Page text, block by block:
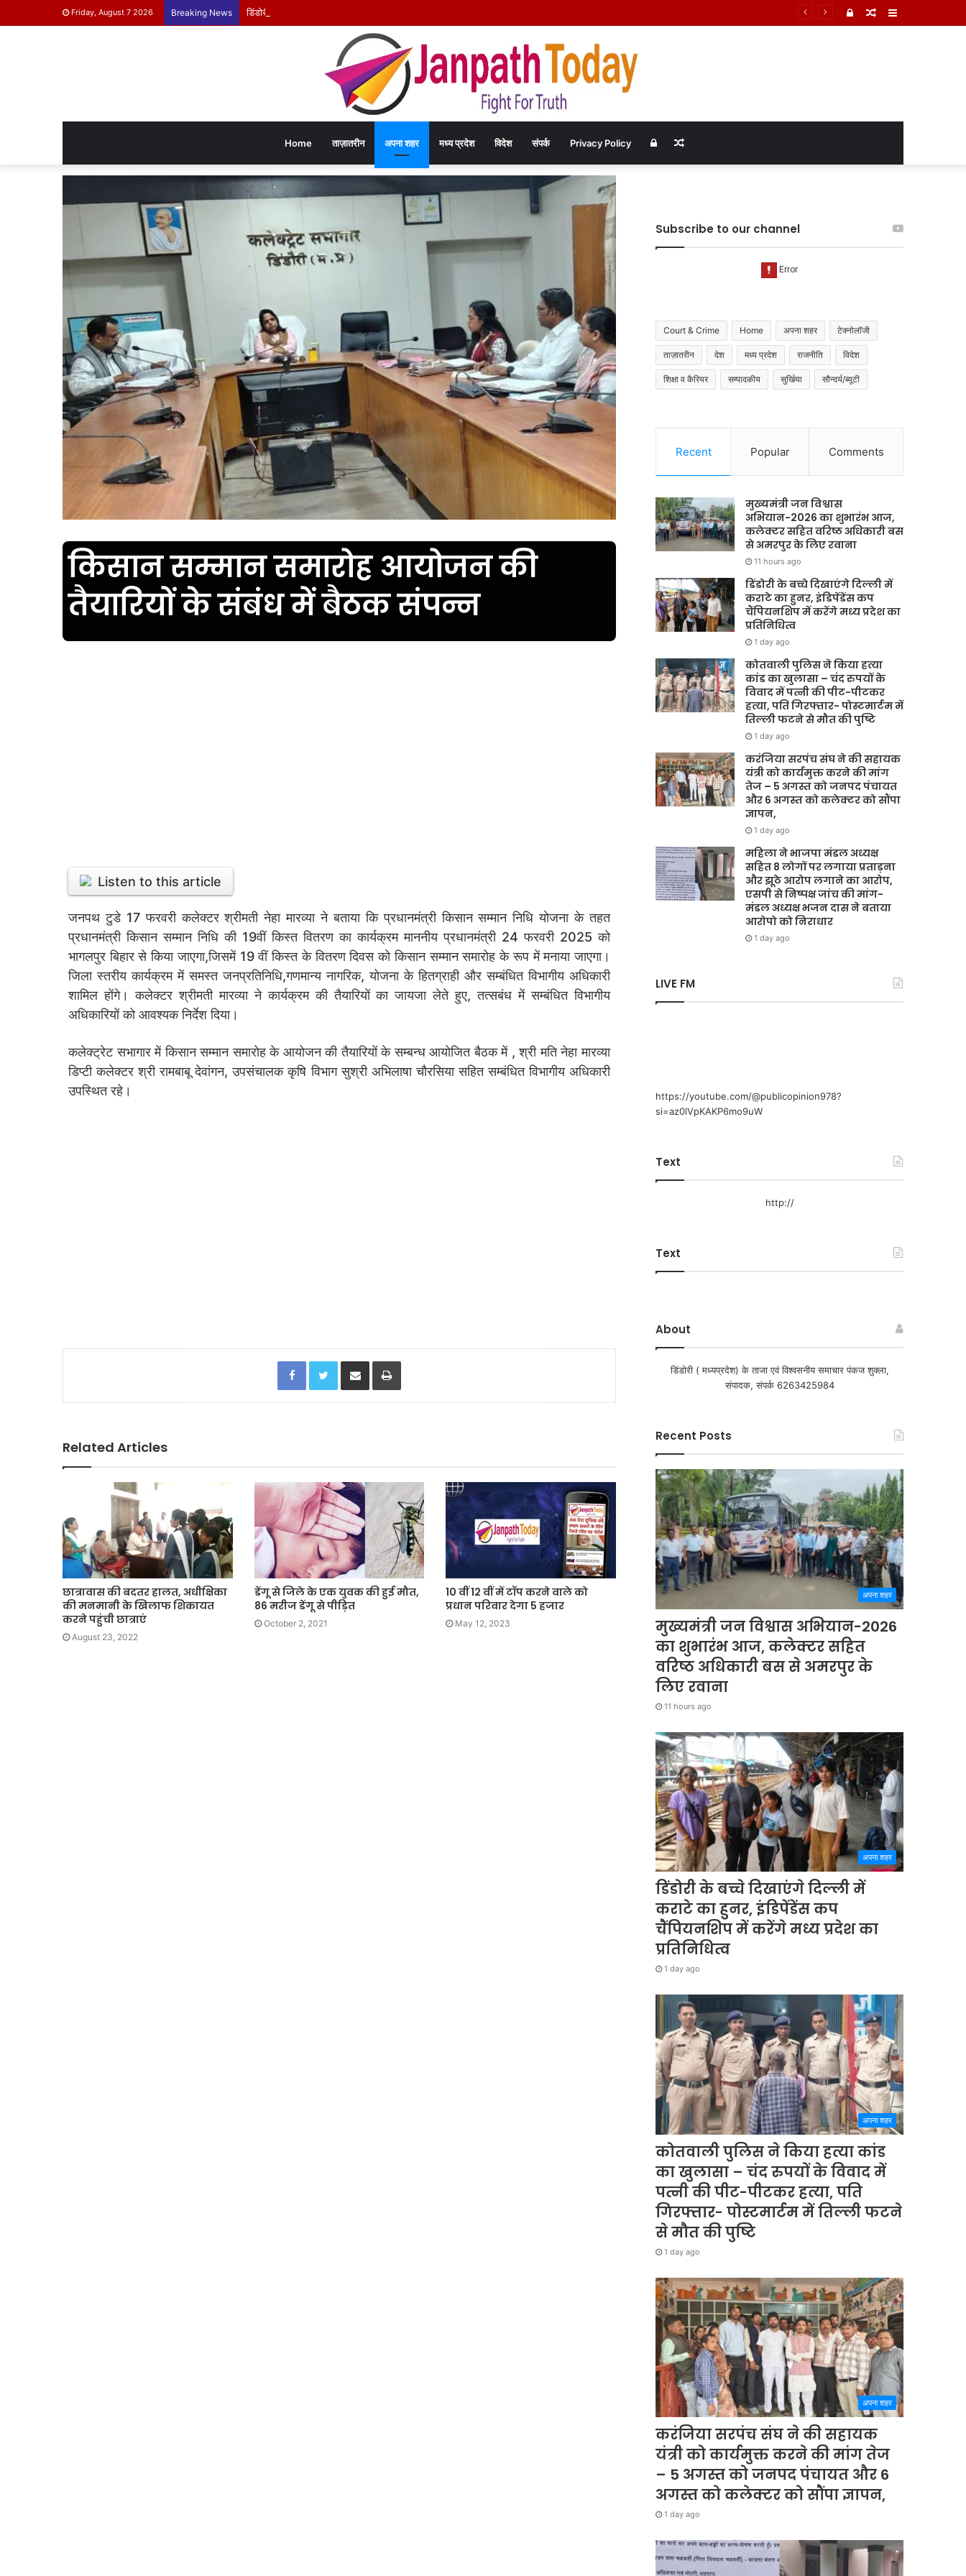
Friday, August 7 2026 Breaking News डिंडोरी के बच्चे दिखाएंगे दिल्ली में कराटे का हुनर, इंडिपेंडेंस कप चैंपियनशिप में करेंगे मध्य प्रदेश का प्रतिनिधित्व Random
Log
Home ताज़ातरीन अपना शहर मध्य प्रदेश विदेश संपर्क Privacy Policy Random
Log
किसान सम्मान समारोह आयोजन की
तैयारियों के संबंध में बैठक संपन्न
Listen to this article
जनपथ टुडे 17 फरवरी कलेक्टर श्रीमती नेहा मारव्या ने बताया कि प्रधानमंत्री किसान सम्मान निधि योजना के तहत
प्रधानमंत्री किसान सम्मान निधि की 19वीं किस्त वितरण का कार्यक्रम माननीय प्रधानमंत्री 24 फरवरी 2025 को
भागलपुर बिहार से किया जाएगा,जिसमें 19 वीं किस्त के वितरण दिवस को किसान सम्मान समारोह के रूप में मनाया जाएगा।
जिला स्तरीय कार्यक्रम में समस्त जनप्रतिनिधि,गणमान्य नागरिक, योजना के हितग्राही और सम्बंधित विभागीय अधिकारी
शामिल होंगे। कलेक्टर श्रीमती मारव्या ने कार्यक्रम की तैयारियों का जायजा लेते हुए, तत्सबंध में सम्बंधित विभागीय
अधिकारियों को आवश्यक निर्देश दिया।
कलेक्ट्रेट सभागार में किसान सम्मान समारोह के आयोजन की तैयारियों के सम्बन्ध आयोजित बैठक में , श्री मति नेहा मारव्या
डिप्टी कलेक्टर श्री रामबाबू देवांगन, उपसंचालक कृषि विभाग सुश्री अभिलाषा चौरसिया सहित सम्बंधित विभागीय अधिकारी
उपस्थित रहे।
Facebook Twitter
Related Articles
छात्रावास की बदतर हालत, अधीक्षिका
की मनमानी के खिलाफ शिकायत
करने पहुंची छात्राएं
August 23, 2022
डेंगू से जिले के एक युवक की हुई मौत,
86 मरीज डेंगू से पीड़ित
October 2, 2021
10 वीं 12 वीं में टॉप करने वाले को
प्रधान परिवार देगा 5 हजार
May 12, 2023
Subscribe to our channel
Court & Crime Home अपना शहर टेक्नोलॉजी
ताज़ातरीन देश मध्य प्रदेश राजनीति विदेश
शिक्षा व कैरियर सम्पादकीय सुर्खिया सौन्दर्य/ब्यूटी
Recent Popular Comments
मुख्यमंत्री जन विश्वास
अभियान-2026 का शुभारंभ आज,
कलेक्टर सहित वरिष्ठ अधिकारी बस
से अमरपुर के लिए रवाना
11 hours ago
डिंडोरी के बच्चे दिखाएंगे दिल्ली में
कराटे का हुनर, इंडिपेंडेंस कप
चैंपियनशिप में करेंगे मध्य प्रदेश का
प्रतिनिधित्व
1 day ago
कोतवाली पुलिस ने किया हत्या
कांड का खुलासा – चंद रुपयों के
विवाद में पत्नी की पीट-पीटकर
हत्या, पति गिरफ्तार- पोस्टमार्टम में
तिल्ली फटने से मौत की पुष्टि
1 day ago
करंजिया सरपंच संघ ने की सहायक
यंत्री को कार्यमुक्त करने की मांग
तेज – 5 अगस्त को जनपद पंचायत
और 6 अगस्त को कलेक्टर को सौंपा
ज्ञापन,
1 day ago
महिला ने भाजपा मंडल अध्यक्ष
सहित 8 लोगों पर लगाया प्रताड़ना
और झूठे आरोप लगाने का आरोप,
एसपी से निष्पक्ष जांच की मांग-
मंडल अध्यक्ष भजन दास ने बताया
आरोपो को निराधार
1 day ago
LIVE FM
https://youtube.com/@publicopinion978?
si=az0lVpKAKP6mo9uW
Text
http://
Text
About
डिंडोरी ( मध्यप्रदेश) के ताजा एवं विश्वसनीय समाचार पंकज शुक्ला,
संपादक, संपर्क 6263425984
Recent Posts
अपना शहर
मुख्यमंत्री जन विश्वास अभियान-2026
का शुभारंभ आज, कलेक्टर सहित
वरिष्ठ अधिकारी बस से अमरपुर के
लिए रवाना
11 hours ago
अपना शहर
डिंडोरी के बच्चे दिखाएंगे दिल्ली में
कराटे का हुनर, इंडिपेंडेंस कप
चैंपियनशिप में करेंगे मध्य प्रदेश का
प्रतिनिधित्व
1 day ago
अपना शहर
कोतवाली पुलिस ने किया हत्या कांड
का खुलासा – चंद रुपयों के विवाद में
पत्नी की पीट-पीटकर हत्या, पति
गिरफ्तार- पोस्टमार्टम में तिल्ली फटने
से मौत की पुष्टि
1 day ago
अपना शहर
करंजिया सरपंच संघ ने की सहायक
यंत्री को कार्यमुक्त करने की मांग तेज
– 5 अगस्त को जनपद पंचायत और 6
अगस्त को कलेक्टर को सौंपा ज्ञापन,
1 day ago